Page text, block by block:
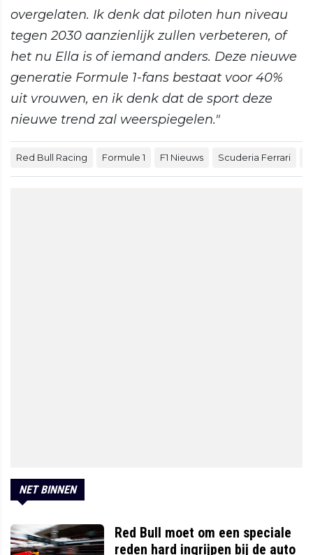
overgelaten. Ik denk dat piloten hun niveau
tegen 2030 aanzienlijk zullen verbeteren, of
het nu Ella is of iemand anders. Deze nieuwe
generatie Formule 1-fans bestaat voor 40%
uit vrouwen, en ik denk dat de sport deze
nieuwe trend zal weerspiegelen."
Red Bull Racing Formule 1 F1 Nieuws Scuderia Ferrari
NET BINNEN
Red Bull moet om een speciale
reden hard ingrijpen bij de auto